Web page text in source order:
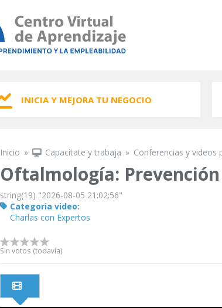
INICIA Y MEJORA TU NEGOCIO
Se encuentra usted aquí
Inicio » Capacítate y trabaja » Conferencias y videos
Oftalmología:
string(19) "2026-08-05 21:02:56"
Categoria video:
Charlas con Expertos
Sin votos (todavía)